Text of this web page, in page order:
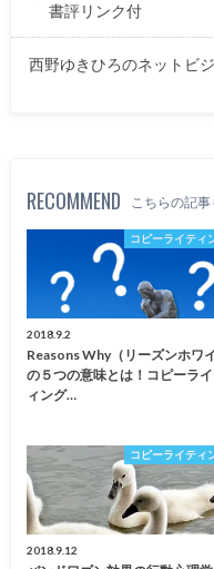
書評リンク付
西野ゆきひろのネットビ
RECOMMEND こちらの記事
コピーライティ
2018.9.2
Reasons Why（リーズンホワイ
の５つの意味とは！コピーラ
ィング…
コピーライティ
2018.9.12